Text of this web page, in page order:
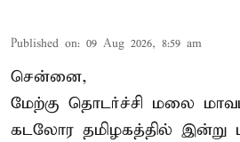
Published on: 09 Aug 2026, 8:59 am
சென்னை,
மேற்கு தொடர்ச்சி மலை
கடலோர தமிழகத்தில் இன்று